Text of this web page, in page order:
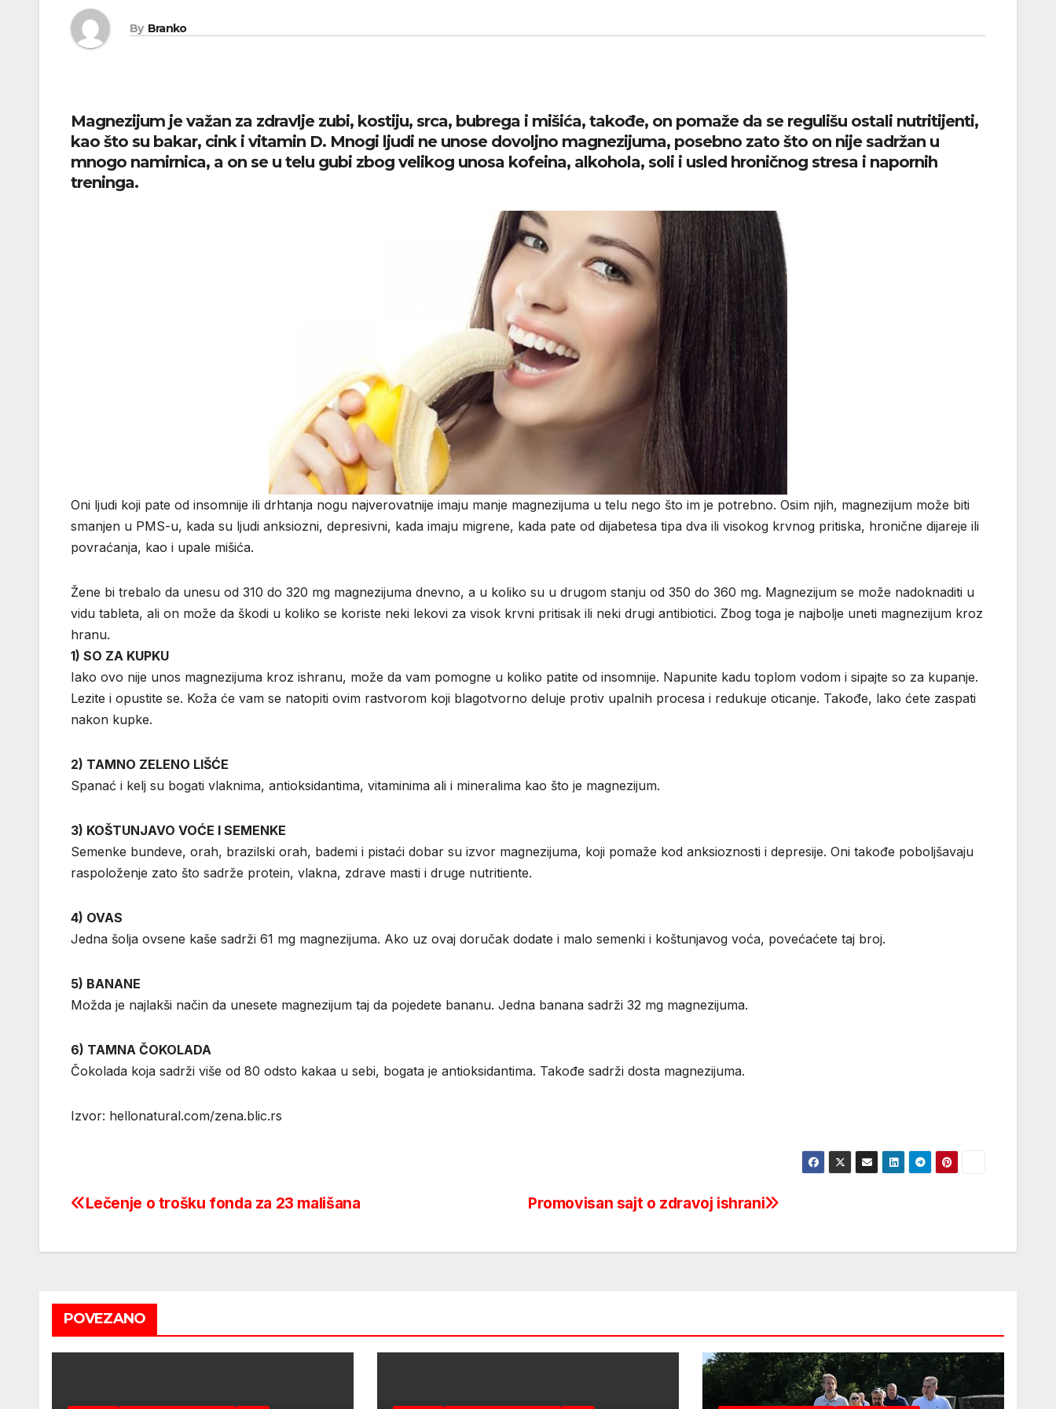
By Branko
Magnezijum je važan za zdravlje zubi, kostiju, srca, bubrega i mišića, takođe, on pomaže da se regulišu ostali nutritijenti,
kao što su bakar, cink i vitamin D. Mnogi ljudi ne unose dovoljno magnezijuma, posebno zato što on nije sadržan u
mnogo namirnica, a on se u telu gubi zbog velikog unosa kofeina, alkohola, soli i usled hroničnog stresa i napornih
treninga.
Oni ljudi koji pate od insomnije ili drhtanja nogu najverovatnije imaju manje magnezijuma u telu nego što im je potrebno. Osim njih, magnezijum može biti
smanjen u PMS-u, kada su ljudi anksiozni, depresivni, kada imaju migrene, kada pate od dijabetesa tipa dva ili visokog krvnog pritiska, hronične dijareje ili
povraćanja, kao i upale mišića.
Žene bi trebalo da unesu od 310 do 320 mg magnezijuma dnevno, a u koliko su u drugom stanju od 350 do 360 mg. Magnezijum se može nadoknaditi u
vidu tableta, ali on može da škodi u koliko se koriste neki lekovi za visok krvni pritisak ili neki drugi antibiotici. Zbog toga je najbolje uneti magnezijum kroz
hranu.
1) SO ZA KUPKU
Iako ovo nije unos magnezijuma kroz ishranu, može da vam pomogne u koliko patite od insomnije. Napunite kadu toplom vodom i sipajte so za kupanje.
Lezite i opustite se. Koža će vam se natopiti ovim rastvorom koji blagotvorno deluje protiv upalnih procesa i redukuje oticanje. Takođe, lako ćete zaspati
nakon kupke.
2) TAMNO ZELENO LIŠĆE
Spanać i kelj su bogati vlaknima, antioksidantima, vitaminima ali i mineralima kao što je magnezijum.
3) KOŠTUNJAVO VOĆE I SEMENKE
Semenke bundeve, orah, brazilski orah, bademi i pistaći dobar su izvor magnezijuma, koji pomaže kod anksioznosti i depresije. Oni takođe poboljšavaju
raspoloženje zato što sadrže protein, vlakna, zdrave masti i druge nutritiente.
4) OVAS
Jedna šolja ovsene kaše sadrži 61 mg magnezijuma. Ako uz ovaj doručak dodate i malo semenki i koštunjavog voća, povećaćete taj broj.
5) BANANE
Možda je najlakši način da unesete magnezijum taj da pojedete bananu. Jedna banana sadrži 32 mg magnezijuma.
6) TAMNA ČOKOLADA
Čokolada koja sadrži više od 80 odsto kakaa u sebi, bogata je antioksidantima. Takođe sadrži dosta magnezijuma.
Izvor: hellonatural.com/zena.blic.rs
Post
Promovisan sajt o zdravoj ishrani
Lečenje o trošku fonda za 23 mališana
POVEZANO